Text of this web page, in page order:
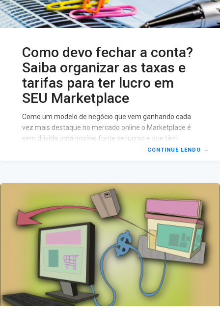
Como devo fechar a conta?
Saiba organizar as taxas e
tarifas para ter lucro em
SEU Marketplace
Como um modelo de negócio que vem ganhando cada
vez mais destaque no mercado online o Marketplace é
sem dúvida uma incrível fonte de lucros e que têm
ajudado muitas pessoas a terem sucesso em seus
para aprender como ter lucro nessa plataforma é muito
mais comum encontrar dicas e tutoriais que se destinam
aos Sellers e nunca ao desenvolvedor e fundador por
trás do espaço em si. Levando isso em conta
CONTINUE LENDO →